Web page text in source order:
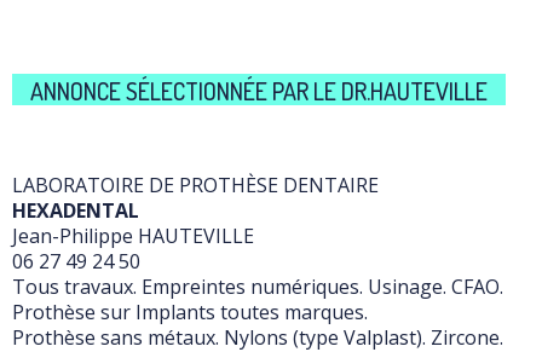
ANNONCE SÉLECTIONNÉE PAR LE DR.HAUTEVILLE
LABORATOIRE DE PROTHÈSE DENTAIRE
HEXADENTAL
Jean-Philippe HAUTEVILLE
06 27 49 24 50
Tous travaux. Empreintes numériques. Usinage. CFAO.
Prothèse sur Implants toutes marques.
Prothèse sans métaux. Nylons (type Valplast). Zircone.